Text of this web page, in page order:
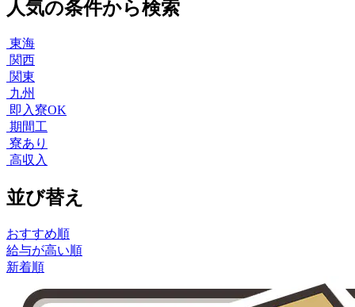
人気の条件から検索
東海
関西
関東
九州
即入寮OK
期間工
寮あり
高収入
並び替え
おすすめ順
給与が高い順
新着順